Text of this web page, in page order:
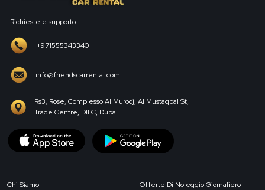
Richieste e supporto
+971555343340
info@friendscarrental.com
Rs3, Rose, Complesso Al Murooj, Al Mustaqbal St,
Trade Centre, DIFC, Dubai
Chi Siamo
Offerte Di Noleggio Giornaliero